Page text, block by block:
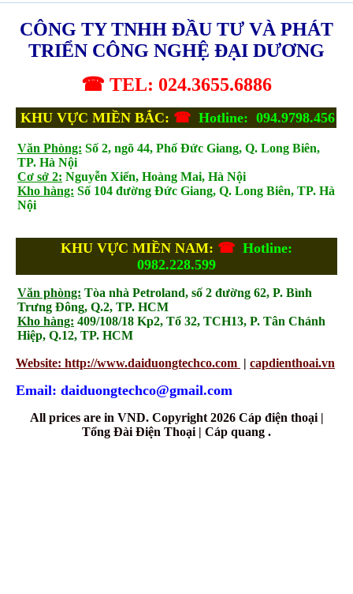
CÔNG TY TNHH ĐẦU TƯ VÀ PHÁT
TRIỂN CÔNG NGHỆ ĐẠI DƯƠNG
☎ TEL: 024.3655.6886
KHU VỰC MIỀN BẮC: ☎ Hotline: 094.9798.456
Văn Phòng: Số 2, ngõ 44, Phố Đức Giang, Q. Long Biên,
TP. Hà Nội
Cơ sở 2: Nguyễn Xiển, Hoàng Mai, Hà Nội
Kho hàng: Số 104 đường Đức Giang, Q. Long Biên, TP. Hà
Nội
KHU VỰC MIỀN NAM: ☎ Hotline:
0982.228.599
Văn phòng: Tòa nhà Petroland, số 2 đường 62, P. Bình
Trưng Đông, Q.2, TP. HCM
Kho hàng: 409/108/18 Kp2, Tổ 32, TCH13, P. Tân Chánh
Hiệp, Q.12, TP. HCM
Website: http://www.daiduongtechco.com | capdienthoai.vn
Email: daiduongtechco@gmail.com
All prices are in VND. Copyright 2026 Cáp điện thoại |
Tổng Đài Điện Thoại | Cáp quang .